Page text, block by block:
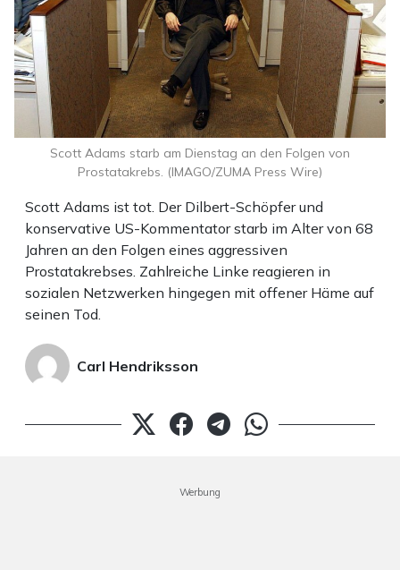
Scott Adams ist tot. Der Dilbert-Schöpfer und
konservative US-Kommentator starb im Alter von 68
Jahren an den Folgen eines aggressiven
Prostatakrebses. Zahlreiche Linke reagieren in
sozialen Netzwerken hingegen mit offener Häme auf
seinen Tod.
Carl Hendriksson
Scott Adams starb am Dienstag an den Folgen von
Prostatakrebs. (IMAGO/ZUMA Press Wire)
Werbung